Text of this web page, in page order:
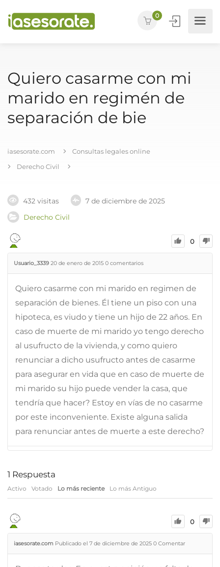
0
Quiero casarme con mi
marido en regimén de
separación de bie
iasesorate.com
Consultas legales online
Derecho Civil
432 visitas
7 de diciembre de 2025
Derecho Civil
0
Usuario_3339 20 de enero de 2015 0 comentarios
Quiero casarme con mi marido en regimen de
separación de bienes. Él tiene un piso con una
hipoteca, es viudo y tiene un hijo de 22 años. En
caso de muerte de mi marido yo tengo derecho
al usufructo de la vivienda, y como quiero
renunciar a dicho usufructo antes de casarme
para asegurar en vida que en caso de muerte de
mi marido su hijo puede vender la casa, que
tendría que hacer? Estoy en vías de no casarme
por este inconveniente. Existe alguna salida
para renunciar antes de muerte a este derecho?
1 Respuesta
Activo Votado Lo más reciente Lo más Antiguo
0
iasesorate.com Publicado el 7 de diciembre de 2025 0 Comentar